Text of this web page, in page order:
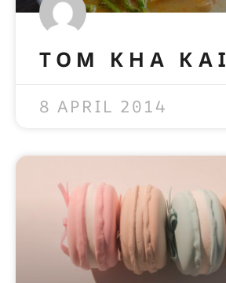
TOM KHA KAI
8 APRIL 2014